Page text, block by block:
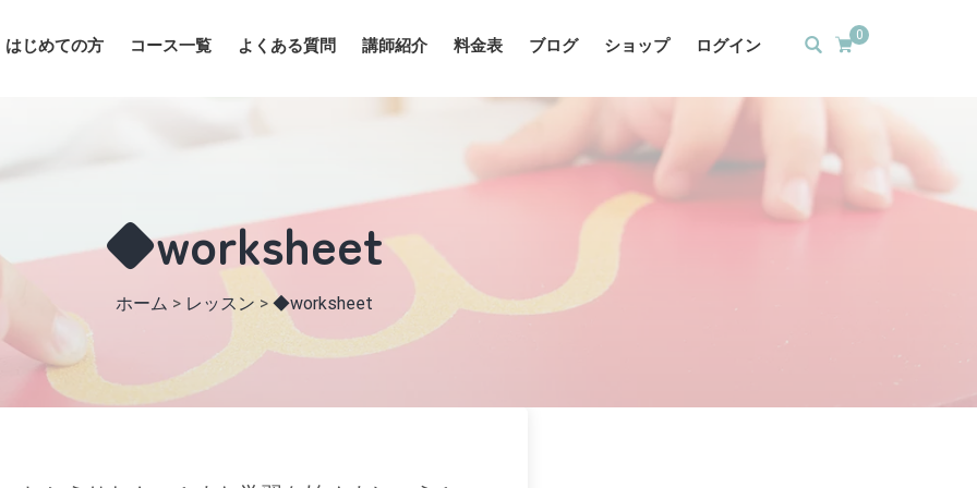
0
はじめての方 コース一覧 よくある質問 講師紹介 料金表 ブログ ショップ ログイン
◆worksheet
ホーム > レッスン > ◆worksheet